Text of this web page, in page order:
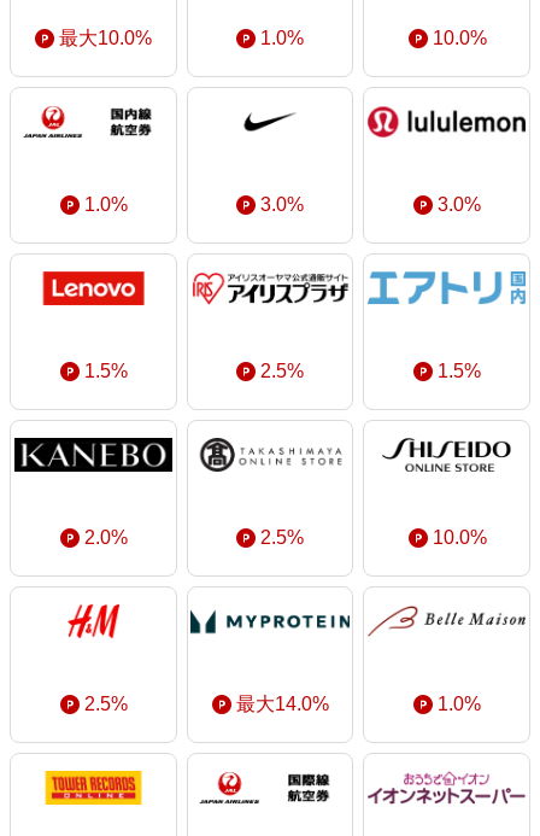
最大10.0% 1.0% 10.0%
1.0% 3.0% 3.0%
1.5% 2.5% 1.5%
2.0% 2.5% 10.0%
2.5% 最大14.0% 1.0%